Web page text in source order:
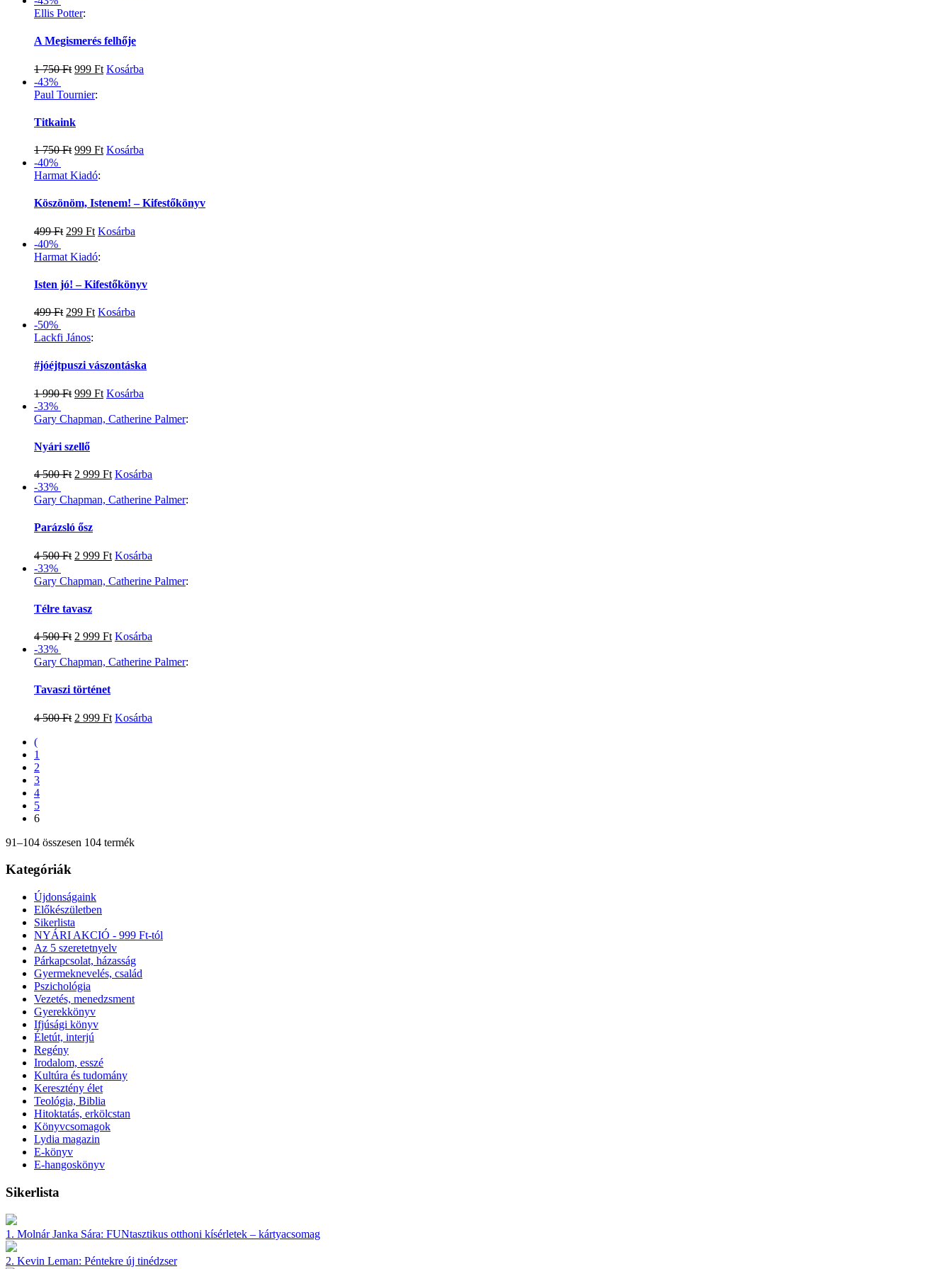
Ellis Potter:
A Megismerés felhője
1 750Ft 999 Ft Kosárba
-43%
Paul Tournier:
Titkaink
1 750Ft 999 Ft Kosárba
-40%
Harmat Kiadó:
Köszönöm, Istenem! – Kifestőkönyv
499Ft 299 Ft Kosárba
-40%
Harmat Kiadó:
Isten jó! – Kifestőkönyv
499Ft 299 Ft Kosárba
-50%
Lackfi János:
#jóéjtpuszi vászontáska
1 990Ft 999 Ft Kosárba
-33%
Gary Chapman, Catherine Palmer:
Nyári szellő
4 500Ft 2 999 Ft Kosárba
-33%
Gary Chapman, Catherine Palmer:
Parázsló ősz
4 500Ft 2 999 Ft Kosárba
-33%
Gary Chapman, Catherine Palmer:
Télre tavasz
4 500Ft 2 999 Ft Kosárba
-33%
Gary Chapman, Catherine Palmer:
Tavaszi történet
4 500Ft 2 999 Ft Kosárba
(
1
2
3
4
5
6
91–104 összesen 104 termék
Kategóriák
Újdonságaink
Előkészületben
Sikerlista
NYÁRI AKCIÓ - 999 Ft-tól
Az 5 szeretetnyelv
Párkapcsolat, házasság
Gyermeknevelés, család
Pszichológia
Vezetés, menedzsment
Gyerekkönyv
Ifjúsági könyv
Életút, interjú
Regény
Irodalom, esszé
Kultúra és tudomány
Keresztény élet
Teológia, Biblia
Hitoktatás, erkölcstan
Könyvcsomagok
Lydia magazin
E-könyv
E-hangoskönyv
Sikerlista
1. Molnár Janka Sára: FUNtasztikus otthoni kísérletek – kártyacsomag
2. Kevin Leman: Péntekre új tinédzser